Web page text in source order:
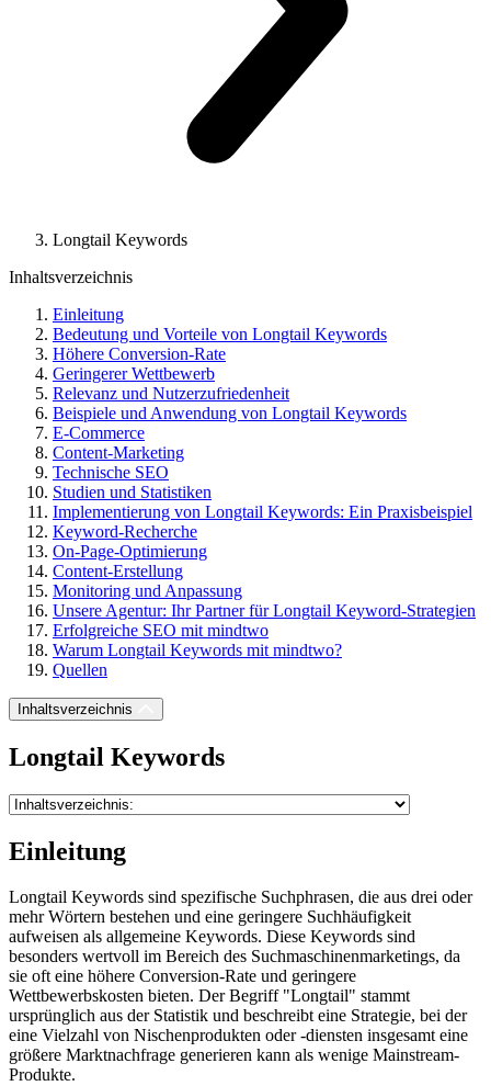
Longtail Keywords
Inhaltsverzeichnis
Einleitung
Bedeutung und Vorteile von Longtail Keywords
Höhere Conversion-Rate
Geringerer Wettbewerb
Relevanz und Nutzerzufriedenheit
Beispiele und Anwendung von Longtail Keywords
E-Commerce
Content-Marketing
Technische SEO
Studien und Statistiken
Implementierung von Longtail Keywords: Ein Praxisbeispiel
Keyword-Recherche
On-Page-Optimierung
Content-Erstellung
Monitoring und Anpassung
Unsere Agentur: Ihr Partner für Longtail Keyword-Strategien
Erfolgreiche SEO mit mindtwo
Warum Longtail Keywords mit mindtwo?
Quellen
Inhaltsverzeichnis
Longtail Keywords
Einleitung
Longtail Keywords sind spezifische Suchphrasen, die aus drei oder
mehr Wörtern bestehen und eine geringere Suchhäufigkeit
aufweisen als allgemeine Keywords. Diese Keywords sind
besonders wertvoll im Bereich des Suchmaschinenmarketings, da
sie oft eine höhere Conversion-Rate und geringere
Wettbewerbskosten bieten. Der Begriff "Longtail" stammt
ursprünglich aus der Statistik und beschreibt eine Strategie, bei der
eine Vielzahl von Nischenprodukten oder -diensten insgesamt eine
größere Marktnachfrage generieren kann als wenige Mainstream-
Produkte.